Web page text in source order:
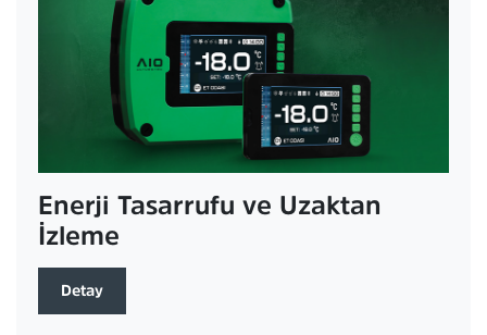
Enerji Tasarrufu ve Uzaktan
İzleme
Detay